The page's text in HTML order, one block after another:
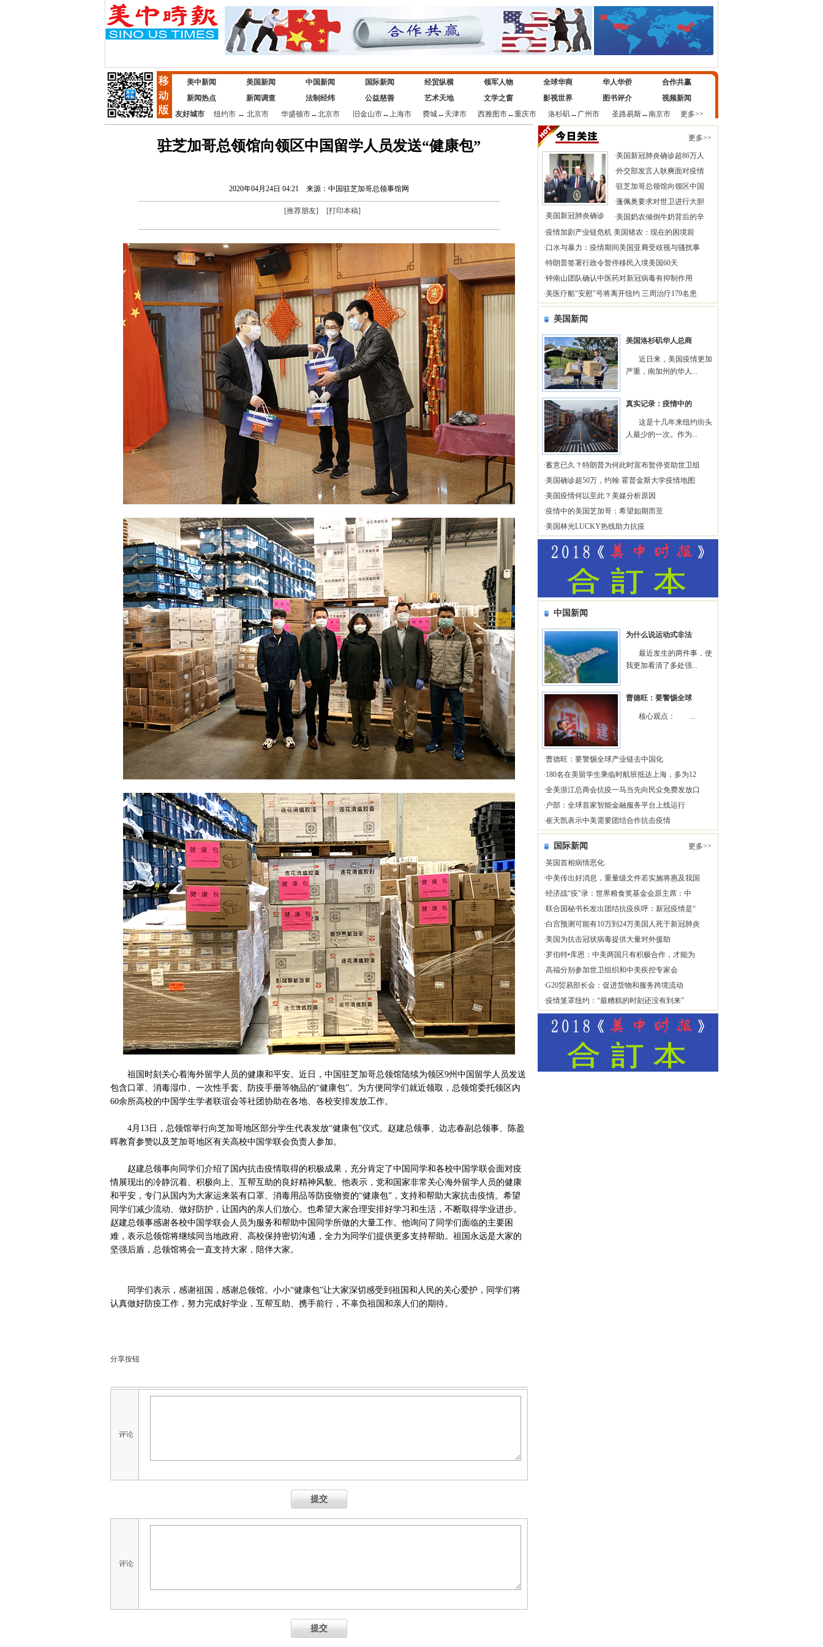
美中新闻 美国新闻 中国新闻 国际新闻 经贸纵横 领军人物 全球华商 华人华侨
合作共赢
新闻热点
新闻调查 法制经纬 公益慈善 艺术天地 文学之窗 影视世界 图书评介
视频新闻
友好城市
纽约市↔ 北京市 华盛顿市↔北京市 旧金山市↔上海市 费城↔ 天津市 西雅图市↔重庆市 洛杉矶↔ 广州市 圣路易斯↔南京市 更多>>
驻芝加哥总领馆向领区中国留学人员发送“健康包”
2020年04月24日 04:21 来源：中国驻芝加哥总领事馆网
[推荐朋友] [打印本稿]
祖国时刻关心着海外留学人员的健康和平安。近日，中国驻芝加哥总领馆陆续为领区9州中国留学人员发送
包含口罩、消毒湿巾、一次性手套、防疫手册等物品的“健康包”。为方便同学们就近领取，总领馆委托领区内
60余所高校的中国学生学者联谊会等社团协助在各地、各校安排发放工作。
4月13日，总领馆举行向芝加哥地区部分学生代表发放“健康包”仪式。赵建总领事、边志春副总领事、陈盈
晖教育参赞以及芝加哥地区有关高校中国学联会负责人参加。
赵建总领事向同学们介绍了国内抗击疫情取得的积极成果，充分肯定了中国同学和各校中国学联会面对疫
情展现出的冷静沉着、积极向上、互帮互助的良好精神风貌。他表示，党和国家非常关心海外留学人员的健康
和平安，专门从国内为大家运来装有口罩、消毒用品等防疫物资的“健康包”，支持和帮助大家抗击疫情。希望
同学们减少流动、做好防护，让国内的亲人们放心。也希望大家合理安排好学习和生活，不断取得学业进步。
赵建总领事感谢各校中国学联会人员为服务和帮助中国同学所做的大量工作。他询问了同学们面临的主要困
难，表示总领馆将继续同当地政府、高校保持密切沟通，全力为同学们提供更多支持帮助。祖国永远是大家的
坚强后盾，总领馆将会一直支持大家，陪伴大家。
同学们表示，感谢祖国，感谢总领馆。小小“健康包”让大家深切感受到祖国和人民的关心爱护，同学们将
认真做好防疫工作，努力完成好学业，互帮互助、携手前行，不辜负祖国和亲人们的期待。
分享按钮
评论
提交
评论
提交
更多>>
美国新冠肺炎确诊
·美国新冠肺炎确诊超86万人
·外交部发言人耿爽面对疫情
·驻芝加哥总领馆向领区中国
·蓬佩奥要求对世卫进行大胆
·美国奶农倾倒牛奶背后的辛
·疫情加剧产业链危机 美国猪农：现在的困境前
·口水与暴力：疫情期间美国亚裔受歧视与骚扰事
·特朗普签署行政令暂停移民入境美国60天
·钟南山团队确认中医药对新冠病毒有抑制作用
·美医疗船"安慰"号将离开纽约 三周治疗179名患
美国新闻
美国洛杉矶华人总商
近日来，美国疫情更加
严重，南加州的华人...
真实记录：疫情中的
这是十几年来纽约街头
人最少的一次。作为...
·蓄意已久？特朗普为何此时宣布暂停资助世卫组
·美国确诊超50万，约翰·霍普金斯大学疫情地图
·美国疫情何以至此？美媒分析原因
·疫情中的美国芝加哥：希望如期而至
·美国林光LUCKY热线助力抗疫
中国新闻
为什么说运动式非法
最近发生的两件事，使
我更加看清了多处强...
曹德旺：要警惕全球
核心观点： ...
·曹德旺：要警惕全球产业链去中国化
·180名在美留学生乘临时航班抵达上海，多为12
·全美浙江总商会抗疫一马当先向民众免费发放口
· 户部：全球首家智能金融服务平台上线运行
·崔天凯表示中美需要团结合作抗击疫情
国际新闻
更多>>
·英国首相病情恶化
·中美传出好消息，重量级文件若实施将惠及我国
·经济战“疫”录：世界粮食奖基金会原主席：中
·联合国秘书长发出团结抗疫疾呼：新冠疫情是“
·白宫预测可能有10万到24万美国人死于新冠肺炎
·美国为抗击冠状病毒提供大量对外援助
·罗伯特•库恩：中美两国只有积极合作，才能为
·高福分别参加世卫组织和中美疾控专家会
·G20贸易部长会：促进货物和服务跨境流动
·疫情笼罩纽约：“最糟糕的时刻还没有到来”